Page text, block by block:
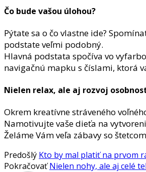
Čo bude vašou úlohou?
Pýtate sa o čo vlastne ide?
podstate veľmi podobný.
Hlavná podstata spočíva vo
navigačnú mapku s číslami, ktorá
Nielen relax, ale aj rozvoj
Okrem kreatívne stráveného
Namotivujte vaše dieťa na
Želáme Vám veľa zábavy so
Predošlý Kto by mal platiť na prvom
Pokračovať Nielen nohy, ale aj celé